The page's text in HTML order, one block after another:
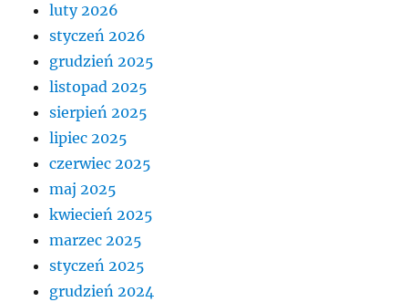
luty 2026
styczeń 2026
grudzień 2025
listopad 2025
sierpień 2025
lipiec 2025
czerwiec 2025
maj 2025
kwiecień 2025
marzec 2025
styczeń 2025
grudzień 2024